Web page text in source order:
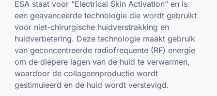
ESA staat voor “Electrical Skin Activation” en is
een geavanceerde technologie die wordt gebruikt
voor niet-chirurgische huidverstrakking en
huidverbetering. Deze technologie maakt gebruik
van geconcentreerde radiofrequente (RF) energie
om de diepere lagen van de huid te verwarmen,
waardoor de collageenproductie wordt
gestimuleerd en de huid wordt verstevigd.